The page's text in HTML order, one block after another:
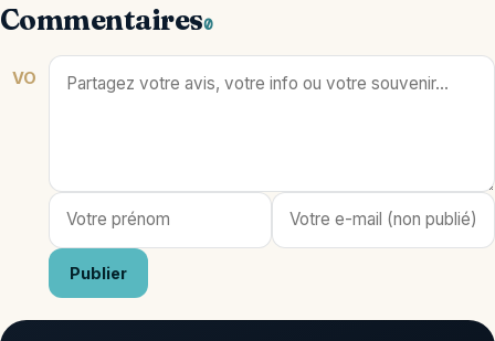
Commentaires0
VO
Publier